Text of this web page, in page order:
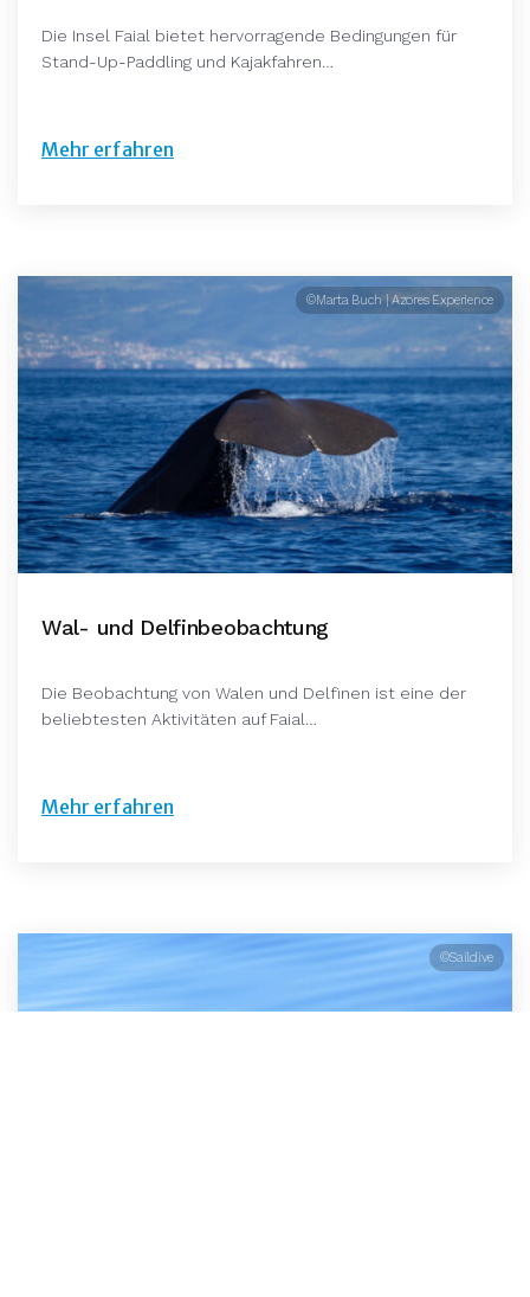
Die Insel Faial bietet hervorragende Bedingungen für
Stand-Up-Paddling und Kajakfahren…
Mehr erfahren
©Marta Buch | Azores Experience
Wal- und Delfinbeobachtung
Die Beobachtung von Walen und Delfinen ist eine der
beliebtesten Aktivitäten auf Faial…
Mehr erfahren
©Saildive